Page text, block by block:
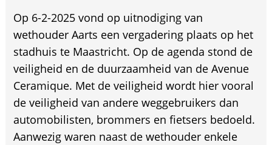
Op 6-2-2025 vond op uitnodiging van
wethouder Aarts een vergadering plaats op het
stadhuis te Maastricht. Op de agenda stond de
veiligheid en de duurzaamheid van de Avenue
Ceramique. Met de veiligheid wordt hier vooral
de veiligheid van andere weggebruikers dan
automobilisten, brommers en fietsers bedoeld.
Aanwezig waren naast de wethouder enkele